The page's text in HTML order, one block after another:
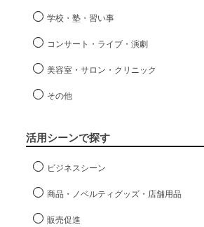
学校・塾・習い事
コンサート・ライブ・演劇
美容室・サロン・クリニック
その他
活用シーンで探す
ビジネスシーン
商品・ノベルティグッズ・店舗用品
販売促進